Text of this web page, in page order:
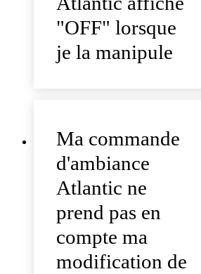
"OFF" lorsque
je la manipule
Ma commande
d'ambiance
Atlantic ne
prend pas en
compte ma
modification de